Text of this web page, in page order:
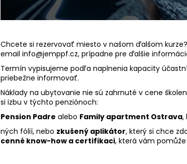
Chcete si rezervovať miesto v našom ďalšom
email info@jemppf.cz, prípadne pre ďalšie
Termín vypisujeme podľa naplnenia kapacity
priebežne informovať.
Náklady na ubytovanie nie sú zahrnuté v cene
si izbu v týchto penziónoch:
Pension Padre alebo Family apartment Ostrava,
ných fólií, nebo zkušený aplikátor, který si chce
cenné know-how a certifikaci, která vám